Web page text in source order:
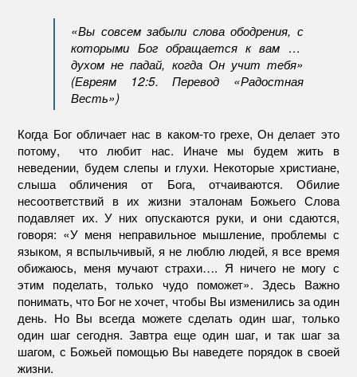
«Вы совсем забыли слова ободрения, с
которыми Бог обращается к вам …
духом не падай, когда Он учит тебя»
(Евреям 12:5. Перевод «Радостная
Весть»)
Когда Бог обличает нас в каком-то грехе, Он делает это
потому, что любит нас. Иначе мы будем жить в
неведении, будем слепы и глухи. Некоторые христиане,
слыша обличения от Бога, отчаиваются. Обилие
несоответствий в их жизни эталонам Божьего Слова
подавляет их. У них опускаются руки, и они сдаются,
говоря: «У меня неправильное мышление, проблемы с
языком, я вспыльчивый, я не люблю людей, я все время
обижаюсь, меня мучают страхи…. Я ничего не могу с
этим поделать, только чудо поможет». Здесь Важно
понимать, что Бог не хочет, чтобы Вы изменились за один
день. Но Вы всегда можете сделать один шаг, только
один шаг сегодня. Завтра еще один шаг, и так шаг за
шагом, с Божьей помощью Вы наведете порядок в своей
жизни.